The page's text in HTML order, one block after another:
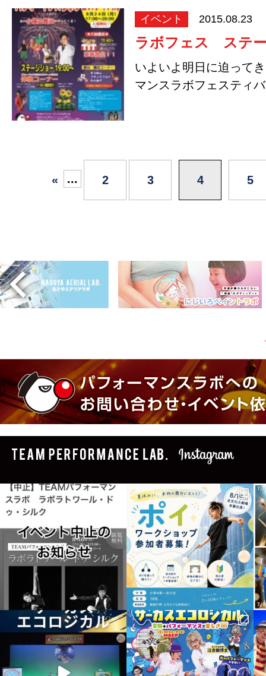
イベント 2015.08.23
ラボフェス ステ
いよいよ明日に迫って
マンスラボフェステ
« ... 2 3 4 5